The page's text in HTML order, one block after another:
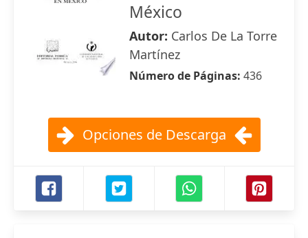
México
Autor: Carlos De La Torre
Martínez
Número de Páginas: 436
Opciones de Descarga